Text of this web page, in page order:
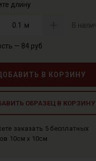
длину
м В
— 84 руб
В КОРЗИНУ
ОБРАЗЕЦ В КОРЗИНУ
заказать 5 бесплатных
10см x 10см